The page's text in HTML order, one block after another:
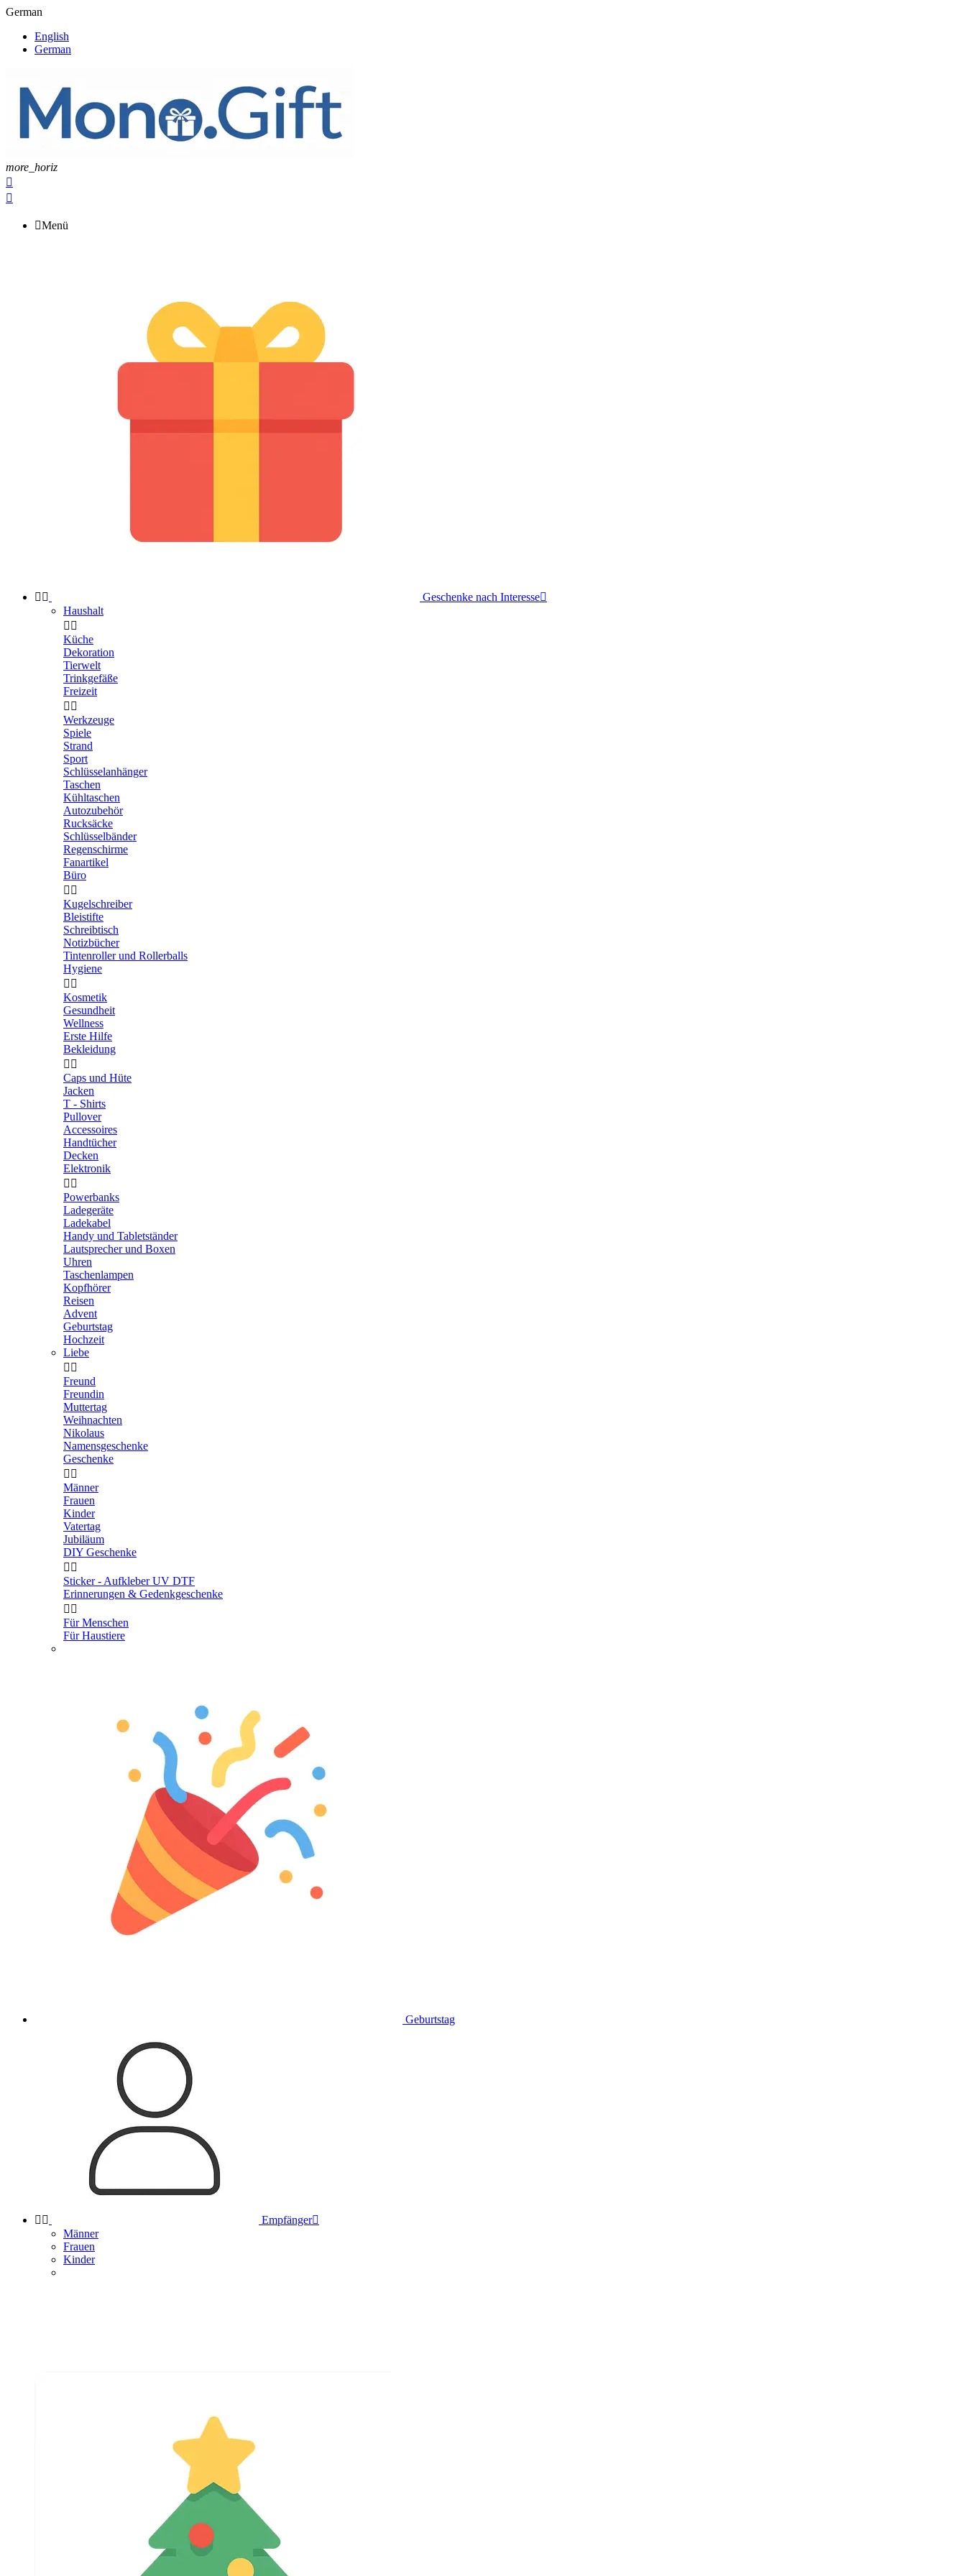
German
English
German
more_horiz


Menü
  Geschenke nach Interesse
Haushalt
 
Küche
Dekoration
Tierwelt
Trinkgefäße
Freizeit
 
Werkzeuge
Spiele
Strand
Sport
Schlüsselanhänger
Taschen
Kühltaschen
Autozubehör
Rucksäcke
Schlüsselbänder
Regenschirme
Fanartikel
Büro
 
Kugelschreiber
Bleistifte
Schreibtisch
Notizbücher
Tintenroller und Rollerballs
Hygiene
 
Kosmetik
Gesundheit
Wellness
Erste Hilfe
Bekleidung
 
Caps und Hüte
Jacken
T - Shirts
Pullover
Accessoires
Handtücher
Decken
Elektronik
 
Powerbanks
Ladegeräte
Ladekabel
Handy und Tabletständer
Lautsprecher und Boxen
Uhren
Taschenlampen
Kopfhörer
Reisen
Advent
Geburtstag
Hochzeit
Liebe
 
Freund
Freundin
Muttertag
Weihnachten
Nikolaus
Namensgeschenke
Geschenke
 
Männer
Frauen
Kinder
Vatertag
Jubiläum
DIY Geschenke
 
Sticker - Aufkleber UV DTF
Erinnerungen & Gedenkgeschenke
 
Für Menschen
Für Haustiere
Geburtstag
  Empfänger
Männer
Frauen
Kinder